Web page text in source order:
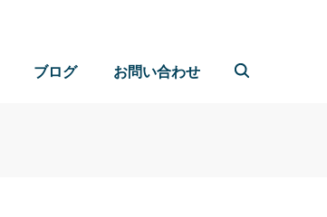
ブログ お問い合わせ